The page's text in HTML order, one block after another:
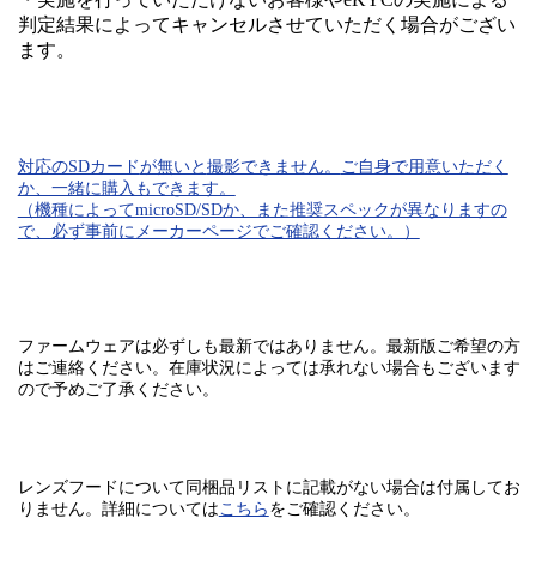
判定結果によってキャンセルさせていただく場合がござい
ます。
対応のSDカードが無いと 撮影できません。 ご自身で用意いただく
か、一緒に購入もできます。
（機種によってmicroSD/SDか、また推奨スペックが異なりますの
で、必ず事前にメーカーページでご確認ください。）
ファームウェアは必ずしも最新ではありません。最新版ご希望の方
はご連絡ください。在庫状況によっては承れない場合もございます
ので予めご了承ください。
レンズフードについて同梱品リストに記載がない場合は付属してお
りません。 詳細についてはこちら をご確認ください。